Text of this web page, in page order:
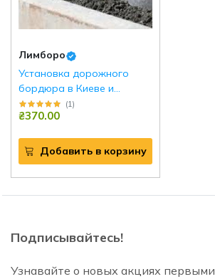
Лимборо
Установка дорожного
бордюра в Киеве и
области
(1)
₴370.00
Добавить в корзину
Подписывайтесь!
Узнавайте о новых акциях первыми